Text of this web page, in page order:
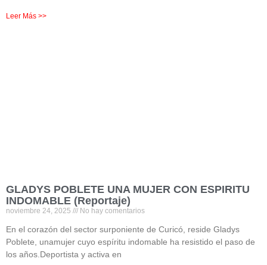
Leer Más >>
GLADYS POBLETE UNA MUJER CON ESPIRITU
INDOMABLE (Reportaje)
noviembre 24, 2025 No hay comentarios
En el corazón del sector surponiente de Curicó, reside Gladys
Poblete, unamujer cuyo espíritu indomable ha resistido el paso de
los años.Deportista y activa en